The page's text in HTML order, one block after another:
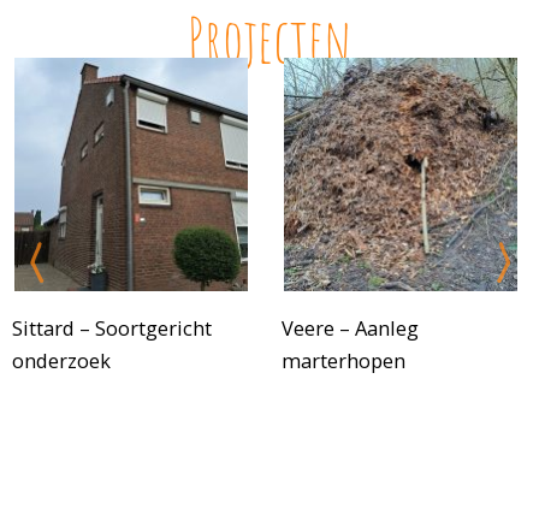
Projecten
Sittard – Soortgericht
onderzoek
Veere – Aanleg
marterhopen